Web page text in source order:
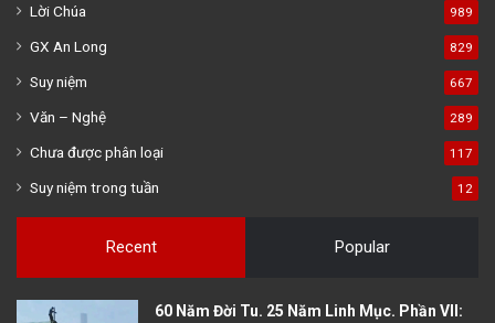
Lời Chúa 989
GX An Long 829
Suy niệm 667
Văn – Nghệ 289
Chưa được phân loại 117
Suy niệm trong tuần 12
Recent Popular
60 Năm Đời Tu. 25 Năm Linh Mục. Phần VII: